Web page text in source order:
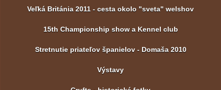
Veľká Británia 2011 - cesta okolo "sveta" welshov
15th Championship show a Kennel club
Stretnutie priateľov španielov - Domaša 2010
Výstavy